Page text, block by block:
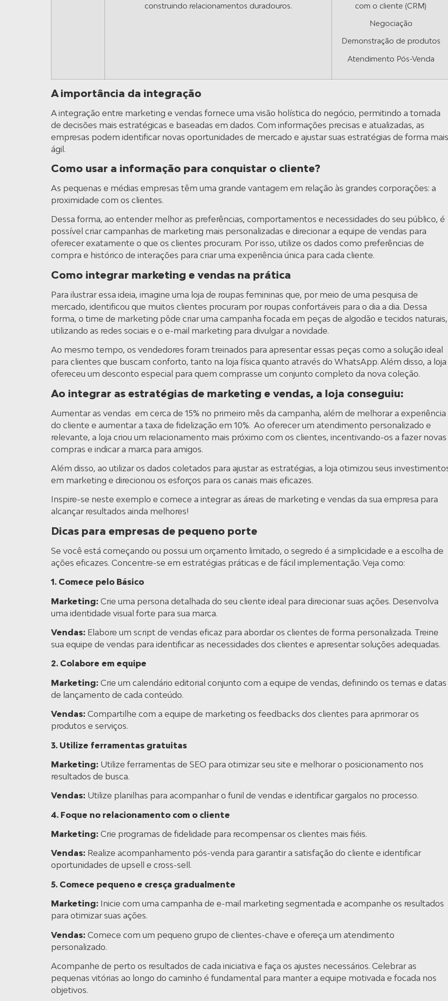
construindo relacionamentos duradouros.
com o cliente (CRM)
Negociação
Demonstração de produtos
Atendimento Pós-Venda
A importância da integração
A integração entre marketing e vendas fornece uma visão holística do negócio, permitindo a tomada
de decisões mais estratégicas e baseadas em dados. Com informações precisas e atualizadas, as
empresas podem identificar novas oportunidades de mercado e ajustar suas estratégias de forma mais
ágil.
Como usar a informação para conquistar o cliente?
As pequenas e médias empresas têm uma grande vantagem em relação às grandes corporações: a
proximidade com os clientes.
Dessa forma, ao entender melhor as preferências, comportamentos e necessidades do seu público, é
possível criar campanhas de marketing mais personalizadas e direcionar a equipe de vendas para
oferecer exatamente o que os clientes procuram. Por isso, utilize os dados como preferências de
compra e histórico de interações para criar uma experiência única para cada cliente.
Como integrar marketing e vendas na prática
Para ilustrar essa ideia, imagine uma loja de roupas femininas que, por meio de uma pesquisa de
mercado, identificou que muitos clientes procuram por roupas confortáveis para o dia a dia. Dessa
forma, o time de marketing pôde criar uma campanha focada em peças de algodão e tecidos naturais,
utilizando as redes sociais e o e-mail marketing para divulgar a novidade.
Ao mesmo tempo, os vendedores foram treinados para apresentar essas peças como a solução ideal
para clientes que buscam conforto, tanto na loja física quanto através do WhatsApp. Além disso, a loja
ofereceu um desconto especial para quem comprasse um conjunto completo da nova coleção.
Ao integrar as estratégias de marketing e vendas, a loja conseguiu:
Aumentar as vendas em cerca de 15% no primeiro mês da campanha, além de melhorar a experiência
do cliente e aumentar a taxa de fidelização em 10%. Ao oferecer um atendimento personalizado e
relevante, a loja criou um relacionamento mais próximo com os clientes, incentivando-os a fazer novas
compras e indicar a marca para amigos.
Além disso, ao utilizar os dados coletados para ajustar as estratégias, a loja otimizou seus
em marketing e direcionou os esforços para os canais mais eficazes.
Inspire-se neste exemplo e comece a integrar as áreas de marketing e vendas da sua empresa para
alcançar resultados ainda melhores!
Dicas para empresas de pequeno porte
Se você está começando ou possui um orçamento limitado, o segredo é a simplicidade e a escolha de
ações eficazes. Concentre-se em estratégias práticas e de fácil implementação. Veja como:
1. Comece pelo Básico
Marketing: Crie uma persona detalhada do seu cliente ideal para direcionar suas ações. Desenvolva
uma identidade visual forte para sua marca.
Vendas: Elabore um script de vendas eficaz para abordar os clientes de forma personalizada. Treine
sua equipe de vendas para identificar as necessidades dos clientes e apresentar soluções adequadas.
2. Colabore em equipe
Marketing: Crie um calendário editorial conjunto com a equipe de vendas, definindo os temas e datas
de lançamento de cada conteúdo.
Vendas: Compartilhe com a equipe de marketing os feedbacks dos clientes para aprimorar os
produtos e serviços.
3. Utilize ferramentas gratuitas
Marketing: Utilize ferramentas de SEO para otimizar seu site e melhorar o posicionamento nos
resultados de busca.
Vendas: Utilize planilhas para acompanhar o funil de vendas e identificar gargalos no processo.
4. Foque no relacionamento com o cliente
Marketing: Crie programas de fidelidade para recompensar os clientes mais fiéis.
Vendas: Realize acompanhamento pós-venda para garantir a satisfação do cliente e identificar
oportunidades de upsell e cross-sell.
5. Comece pequeno e cresça gradualmente
Marketing: Inicie com uma campanha de e-mail marketing segmentada e acompanhe os resultados
para otimizar suas ações.
Vendas: Comece com um pequeno grupo de clientes-chave e ofereça um atendimento
personalizado.
Acompanhe de perto os resultados de cada iniciativa e faça os ajustes necessários. Celebrar as
pequenas vitórias ao longo do caminho é fundamental para manter a equipe motivada e focada nos
objetivos.